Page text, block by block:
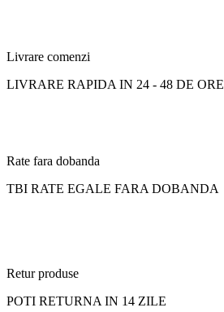
Livrare comenzi
LIVRARE RAPIDA IN 24 - 48 DE ORE
Rate fara dobanda
TBI RATE EGALE FARA DOBANDA
Retur produse
POTI RETURNA IN 14 ZILE